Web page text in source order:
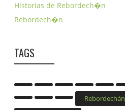
Historias de Rebordech�n
Rebordech�n
TAGS
Rebordechán